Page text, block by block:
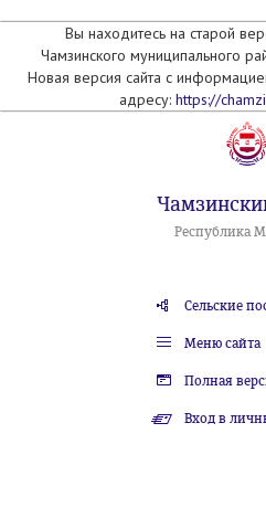
Вы находитесь на старой
Чамзинского муниципального
Новая версия сайта с
адресу: https://
Республика
Сельские
Меню сайта
Полная
Вход в